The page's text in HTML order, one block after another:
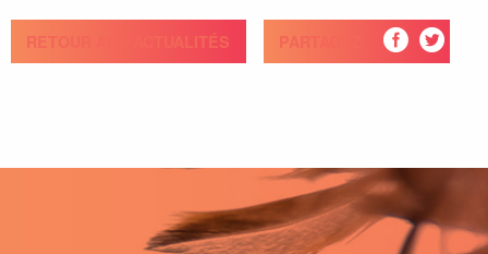
RETOUR AUX ACTUALITÉS PARTAGEZ